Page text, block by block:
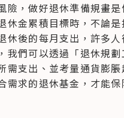
險，做好退休準備規畫
休金累積目標時，不論是
休後的每月支出，許多
我們可以透過「退休規劃
需支出、並考量通貨膨
需求的退休基金，才能